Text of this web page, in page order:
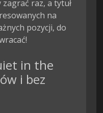
raz, a tytuł
na
pozycji, do
in the
i bez